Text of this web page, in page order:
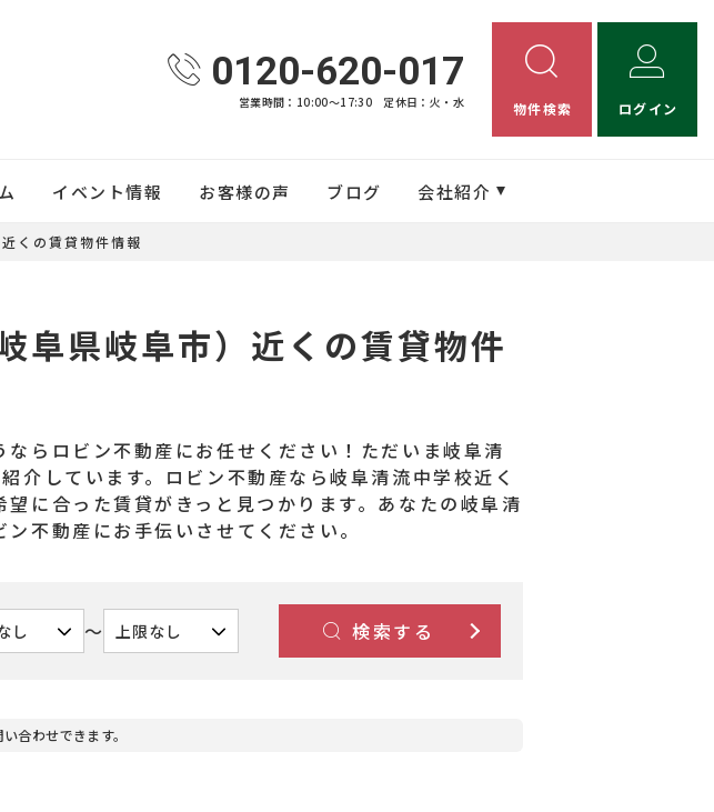
0120-620-017
営業時間：10:00〜17:30 定休日：火・水 物件検索 ログイン
イベント情報 お客様の声 ブログ 会社紹介
くの賃貸物件情報
阜県岐阜市）近くの賃貸物件
らロビン不動産にお任せください！ただいま岐阜清
介しています。ロビン不動産なら岐阜清流中学校近く
に合った賃貸がきっと見つかります。あなたの岐阜清
不動産にお手伝いさせてください。
〜 検索する
合わせできます。